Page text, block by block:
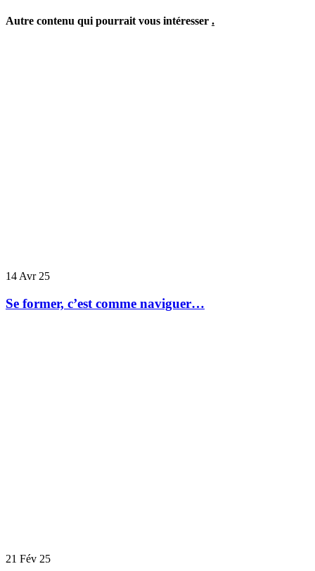
Autre contenu qui pourrait vous intéresser .
14 Avr 25
Se former, c’est comme naviguer…
21 Fév 25